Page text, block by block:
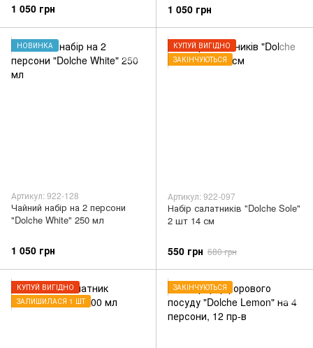
1 050 грн 1 050 грн
НОВИНКА
Артикул: 922-128
Чайний набір на 2 персони
"Dolche White" 250 мл
1 050 грн
КУПУЙ ВИГІДНО
ЗАКІНЧУЮТЬСЯ
Артикул: 922-097
Набір салатників "Dolche Sole"
2 шт 14 см
550 грн 680 грн
КУПУЙ ВИГІДНО
ЗАЛИШИЛАСЯ 1 ШТ
ЗАКІНЧУЮТЬСЯ